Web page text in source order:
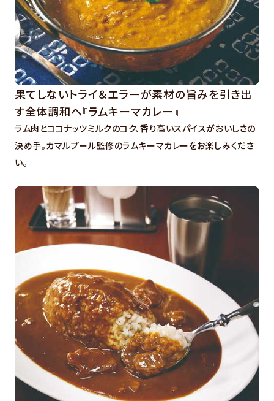
果てしないトライ＆エラーが素材の旨みを引き出
す全体調和へ『ラムキーマカレー』
ラム肉とココナッツミルクのコク、香り高いスパイスがおいしさの
決め手。カマルプール監修のラムキーマカレーをお楽しみくださ
い。